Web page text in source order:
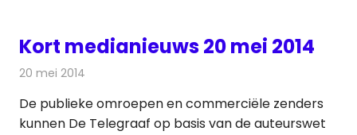
Kort medianieuws 20 mei 2014
20 mei 2014
De publieke omroepen en commerciële zenders
kunnen De Telegraaf op basis van de auteurswet